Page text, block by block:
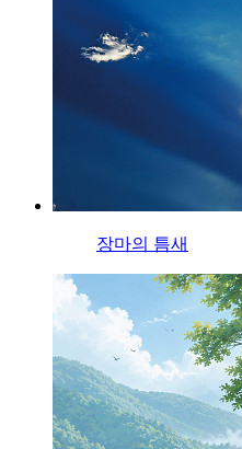
장마의 틈새